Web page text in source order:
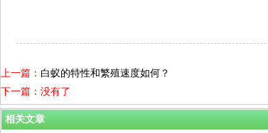
上一篇： 白蚁的特性和繁殖速度如何？
下一篇：没有了
相关文章